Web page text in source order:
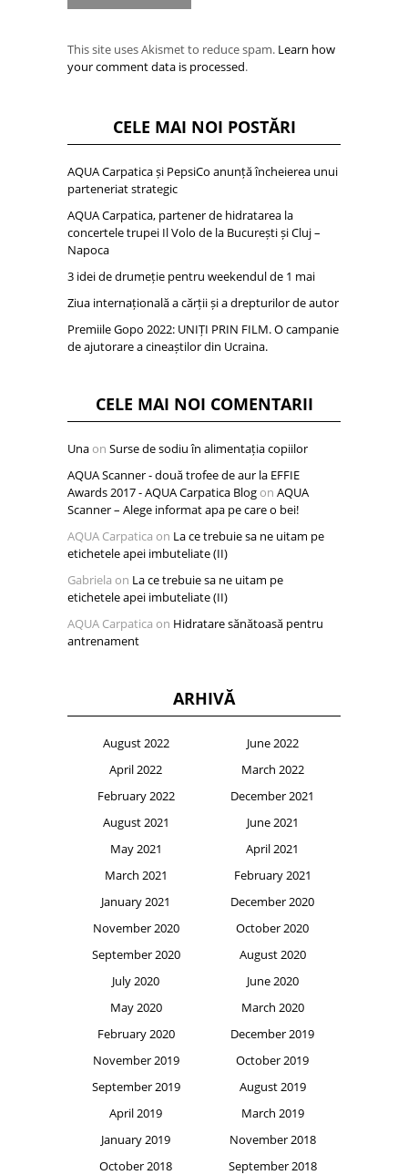
This site uses Akismet to reduce spam. Learn how
your comment data is processed.
CELE MAI NOI POSTĂRI
AQUA Carpatica și PepsiCo anunță încheierea unui
parteneriat strategic
AQUA Carpatica, partener de hidratarea la
concertele trupei Il Volo de la București și Cluj –
Napoca
3 idei de drumeție pentru weekendul de 1 mai
Ziua internațională a cărții și a drepturilor de autor
Premiile Gopo 2022: UNIȚI PRIN FILM. O campanie
de ajutorare a cineaștilor din Ucraina.
CELE MAI NOI COMENTARII
Unaon Surse de sodiu în alimentația copiilor
AQUA Scanner - două trofee de aur la EFFIE
Awards 2017 - AQUA Carpatica Blogon AQUA
Scanner – Alege informat apa pe care o bei!
AQUA Carpatica on La ce trebuie sa ne uitam pe
etichetele apei imbuteliate (II)
Gabriela on La ce trebuie sa ne uitam pe
etichetele apei imbuteliate (II)
AQUA Carpatica on Hidratare sănătoasă pentru
antrenament
ARHIVĂ
August 2022
June 2022
April 2022
March 2022
February 2022
December 2021
August 2021
June 2021
May 2021
April 2021
March 2021
February 2021
January 2021
December 2020
November 2020
October 2020
September 2020
August 2020
July 2020
June 2020
May 2020
March 2020
February 2020
December 2019
November 2019
October 2019
September 2019
August 2019
April 2019
March 2019
January 2019
November 2018
October 2018
September 2018